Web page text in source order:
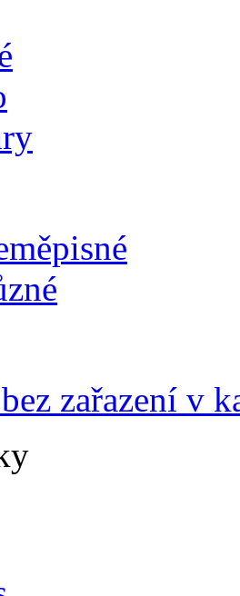
zařazení v